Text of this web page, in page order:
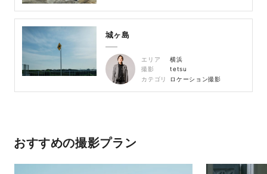
城ヶ島
エリア
横浜
撮影
tetsu
カテゴリ
ロケーション撮影
おすすめの撮影プラン